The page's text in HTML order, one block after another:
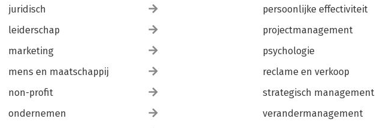
juridisch
leiderschap
marketing
mens en maatschappij
non-profit
ondernemen
persoonlijke effectiviteit
projectmanagement
psychologie
reclame en verkoop
strategisch management
verandermanagement